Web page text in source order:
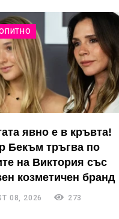
явно е в кръвта!
Бекъм тръгва по
на Виктория със
козметичен бранд
08, 2026 273